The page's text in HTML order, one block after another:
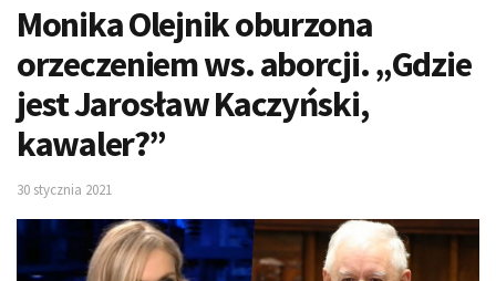
Monika Olejnik oburzona
orzeczeniem ws. aborcji. „Gdzie
jest Jarosław Kaczyński,
kawaler?”
30 stycznia 2021